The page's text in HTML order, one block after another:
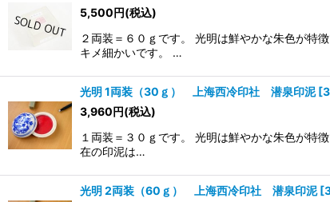
5,500円(税込)
２両装＝６０ｇです。 光明は鮮やかな朱色が特
キメ細かいです。 …
光明 1両装（30ｇ） 上海西冷印社 潜泉印泥 [
3,960円(税込)
１両装＝３０ｇです。 光明は鮮やかな朱色が特
在の印泥は…
光明 2両装（60ｇ） 上海西冷印社 潜泉印泥 [